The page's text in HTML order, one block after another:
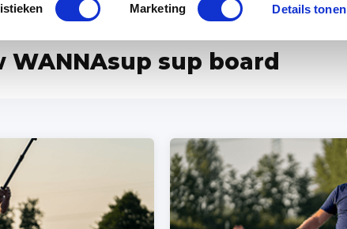
Marketing Details tonen
sup board